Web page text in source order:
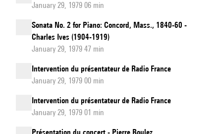
January 29, 1979 06 min
Sonata No. 2 for Piano: Concord, Mass., 1840-60 -
Charles Ives (1904-1919)
January 29, 1979 47 min
Intervention du présentateur de Radio France
January 29, 1979 00 min
Intervention du présentateur de Radio France
January 29, 1979 01 min